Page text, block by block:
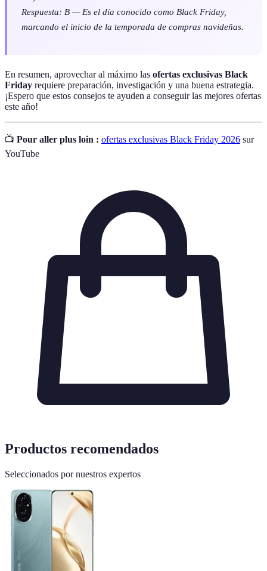
Respuesta: B — Es el día conocido como Black Friday,
marcando el inicio de la temporada de compras navideñas.
En resumen, aprovechar al máximo las ofertas exclusivas Black
Friday requiere preparación, investigación y una buena estrategia.
¡Espero que estos consejos te ayuden a conseguir las mejores ofertas
este año!
📺 Pour aller plus loin : ofertas exclusivas Black Friday 2026 sur
YouTube
Productos recomendados
Seleccionados por nuestros expertos